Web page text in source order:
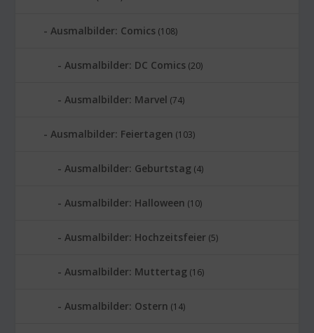
Ausmalbilder: Comics (108)
Ausmalbilder: DC Comics (20)
Ausmalbilder: Marvel (74)
Ausmalbilder: Feiertagen (103)
Ausmalbilder: Geburtstag (4)
Ausmalbilder: Halloween (10)
Ausmalbilder: Hochzeitsfeier (5)
Ausmalbilder: Muttertag (16)
Ausmalbilder: Ostern (14)